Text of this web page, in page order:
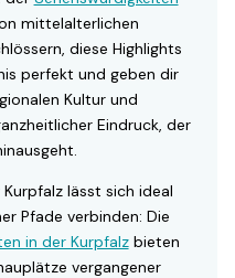
mittelalterlichen
diese Highlights
perfekt und geben dir
Kultur und
Eindruck, der
lässt sich ideal
Pfade verbinden: Die
in der Kurpfalzbieten
vergangener